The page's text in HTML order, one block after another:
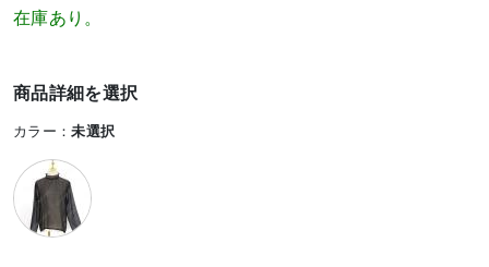
在庫あり。
商品詳細を選択
カラー：未選択